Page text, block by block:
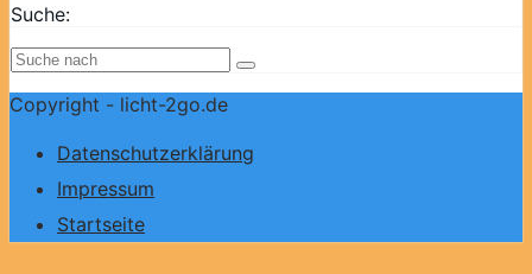
Suche:
Copyright - licht-2go.de
Datenschutzerklärung
Impressum
Startseite